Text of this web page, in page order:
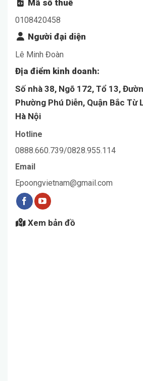
Mã số thuế
0108420458
Người đại diện
Lê Minh Đoàn
Địa điểm kinh doanh:
Số nhà 38, Ngõ 172, Tổ 13,
Phường Phú Diễn, Quận Bắc Từ
Hà Nội
Hotline
0888.660.739/0828.955.114
Email
Epoongvietnam@gmail.com
Xem bản đồ